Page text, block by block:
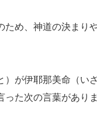
ため、神道の決まり
）が伊耶那美命（い
た次の言葉がありま